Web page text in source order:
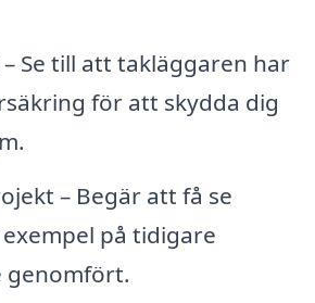
Se till att takläggaren har
för att skydda dig
– Begär att få se
på tidigare
genomfört.